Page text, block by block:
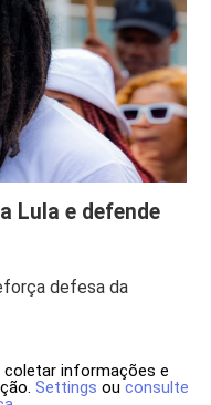
Lula e defende
defesa da
coletar informações e
Settings ou consulte